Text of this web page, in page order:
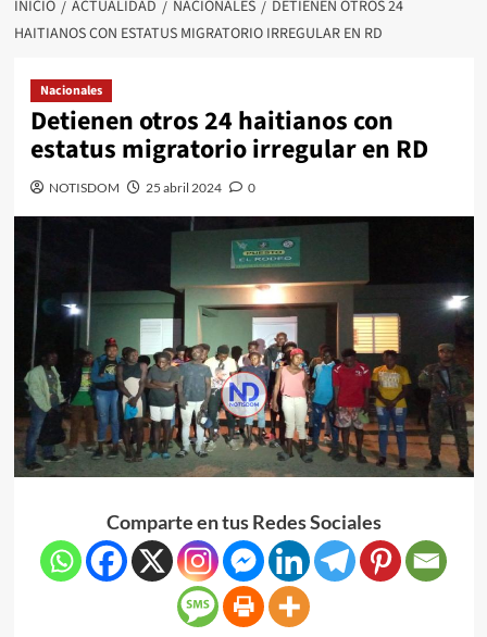
INICIO ACTUALIDAD NACIONALES
DETIENEN OTROS 24
HAITIANOS CON ESTATUS MIGRATORIO IRREGULAR EN RD
Nacionales
Detienen otros 24 haitianos con
estatus migratorio irregular en RD
NOTISDOM 25 abril 2024 0
Comparte en tus Redes Sociales